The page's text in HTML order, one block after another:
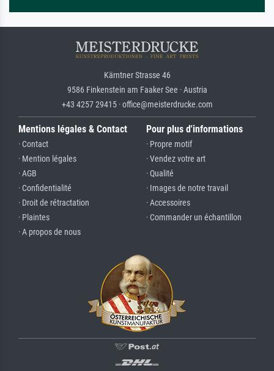
Kärntner Strasse 46
9586 Finkenstein am Faaker See · Austria
+43 4257 29415 · office@meisterdrucke.com
Mentions légales & Contact
· Contact
· Mention légales
· AGB
· Confidentialité
· Droit de rétractation
· Plaintes
· A propos de nous
Pour plus d'informations
· Propre motif
· Vendez votre art
· Qualité
· Images de notre travail
· Accessoires
· Commander un échantillon